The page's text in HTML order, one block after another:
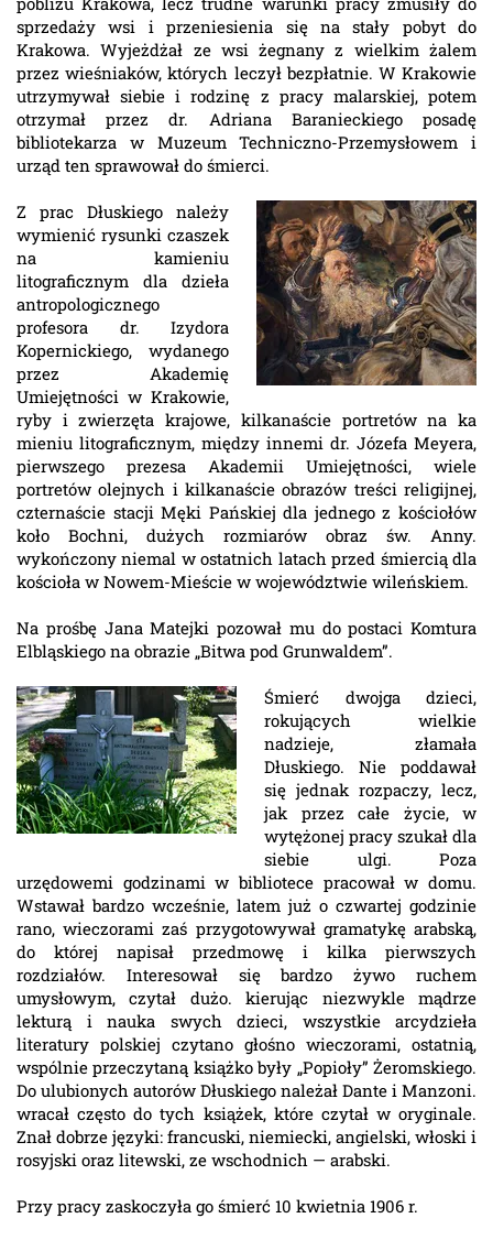
sprzedaży wsi i przeniesienia się na stały pobyt do
Krakowa. Wyjeżdżał ze wsi żegnany z wielkim żalem
przez wieśniaków, których leczył bezpłatnie. W Krakowie
utrzymywał siebie i rodzinę z pracy malarskiej, potem
otrzymał przez dr. Adriana Baranieckiego posadę
bibliotekarza w Muzeum Techniczno-Przemysłowem i
urząd ten sprawował do śmierci.
Z prac Dłuskiego należy
wymienić rysunki czaszek
na kamieniu
litograficznym dla dzieła
antropologicznego
profesora dr. Izydora
Kopernickiego, wydanego
przez Akademię
Umiejętności w Krakowie,
ryby i zwierzęta krajowe, kilkanaście portretów na ka
mieniu litograficznym, między innemi dr. Józefa Meyera,
pierwszego prezesa Akademii Umiejętności, wiele
portretów olejnych i kilkanaście obrazów treści religijnej,
czternaście stacji Męki Pańskiej dla jednego z kościołów
koło Bochni, dużych rozmiarów obraz św. Anny.
wykończony niemal w ostatnich latach przed śmiercią dla
kościoła w Nowem-Mieście w województwie wileńskiem.
Na prośbę Jana Matejki pozował mu do postaci Komtura
Elbląskiego na obrazie „Bitwa pod Grunwaldem”.
Śmierć dwojga dzieci,
rokujących wielkie
nadzieje, złamała
Dłuskiego. Nie poddawał
się jednak rozpaczy, lecz,
jak przez całe życie, w
wytężonej pracy szukał dla
siebie ulgi. Poza
urzędowemi godzinami w bibliotece pracował w domu.
Wstawał bardzo wcześnie, latem już o czwartej godzinie
rano, wieczorami zaś przygotowywał gramatykę arabską,
do której napisał przedmowę i kilka pierwszych
rozdziałów. Interesował się bardzo żywo ruchem
umysłowym, czytał dużo. kierując niezwykle mądrze
lekturą i nauka swych dzieci, wszystkie arcydzieła
literatury polskiej czytano głośno wieczorami, ostatnią,
wspólnie przeczytaną książko były „Popioły” Żeromskiego.
Do ulubionych autorów Dłuskiego należał Dante i Manzoni.
wracał często do tych książek, które czytał w oryginale.
Znał dobrze języki: francuski, niemiecki, angielski, włoski i
rosyjski oraz litewski, ze wschodnich — arabski.
Przy pracy zaskoczyła go śmierć 10 kwietnia 1906 r.